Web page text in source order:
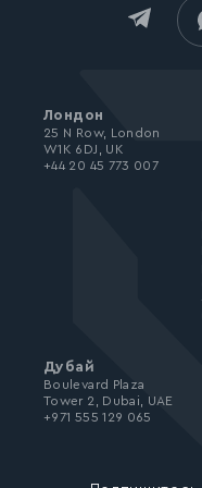
Лондон
25 N Row, London
W1K 6DJ, UK
+44 20 45 773 007
Дубай
Boulevard Plaza
Tower 2, Dubai, UAE
+971 555 129 065